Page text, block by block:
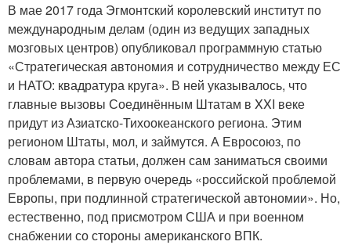
В мае 2017 года Эгмонтский королевский институт по
международным делам (один из ведущих западных
мозговых центров) опубликовал программную статью
«Стратегическая автономия и сотрудничество между ЕС
и НАТО: квадратура круга». В ней указывалось, что
главные вызовы Соединённым Штатам в XXI веке
придут из Азиатско-Тихоокеанского региона. Этим
регионом Штаты, мол, и займутся. А Евросоюз, по
словам автора статьи, должен сам заниматься своими
проблемами, в первую очередь «российской проблемой
Европы, при подлинной стратегической автономии». Но,
естественно, под присмотром США и при военном
снабжении со стороны американского ВПК.